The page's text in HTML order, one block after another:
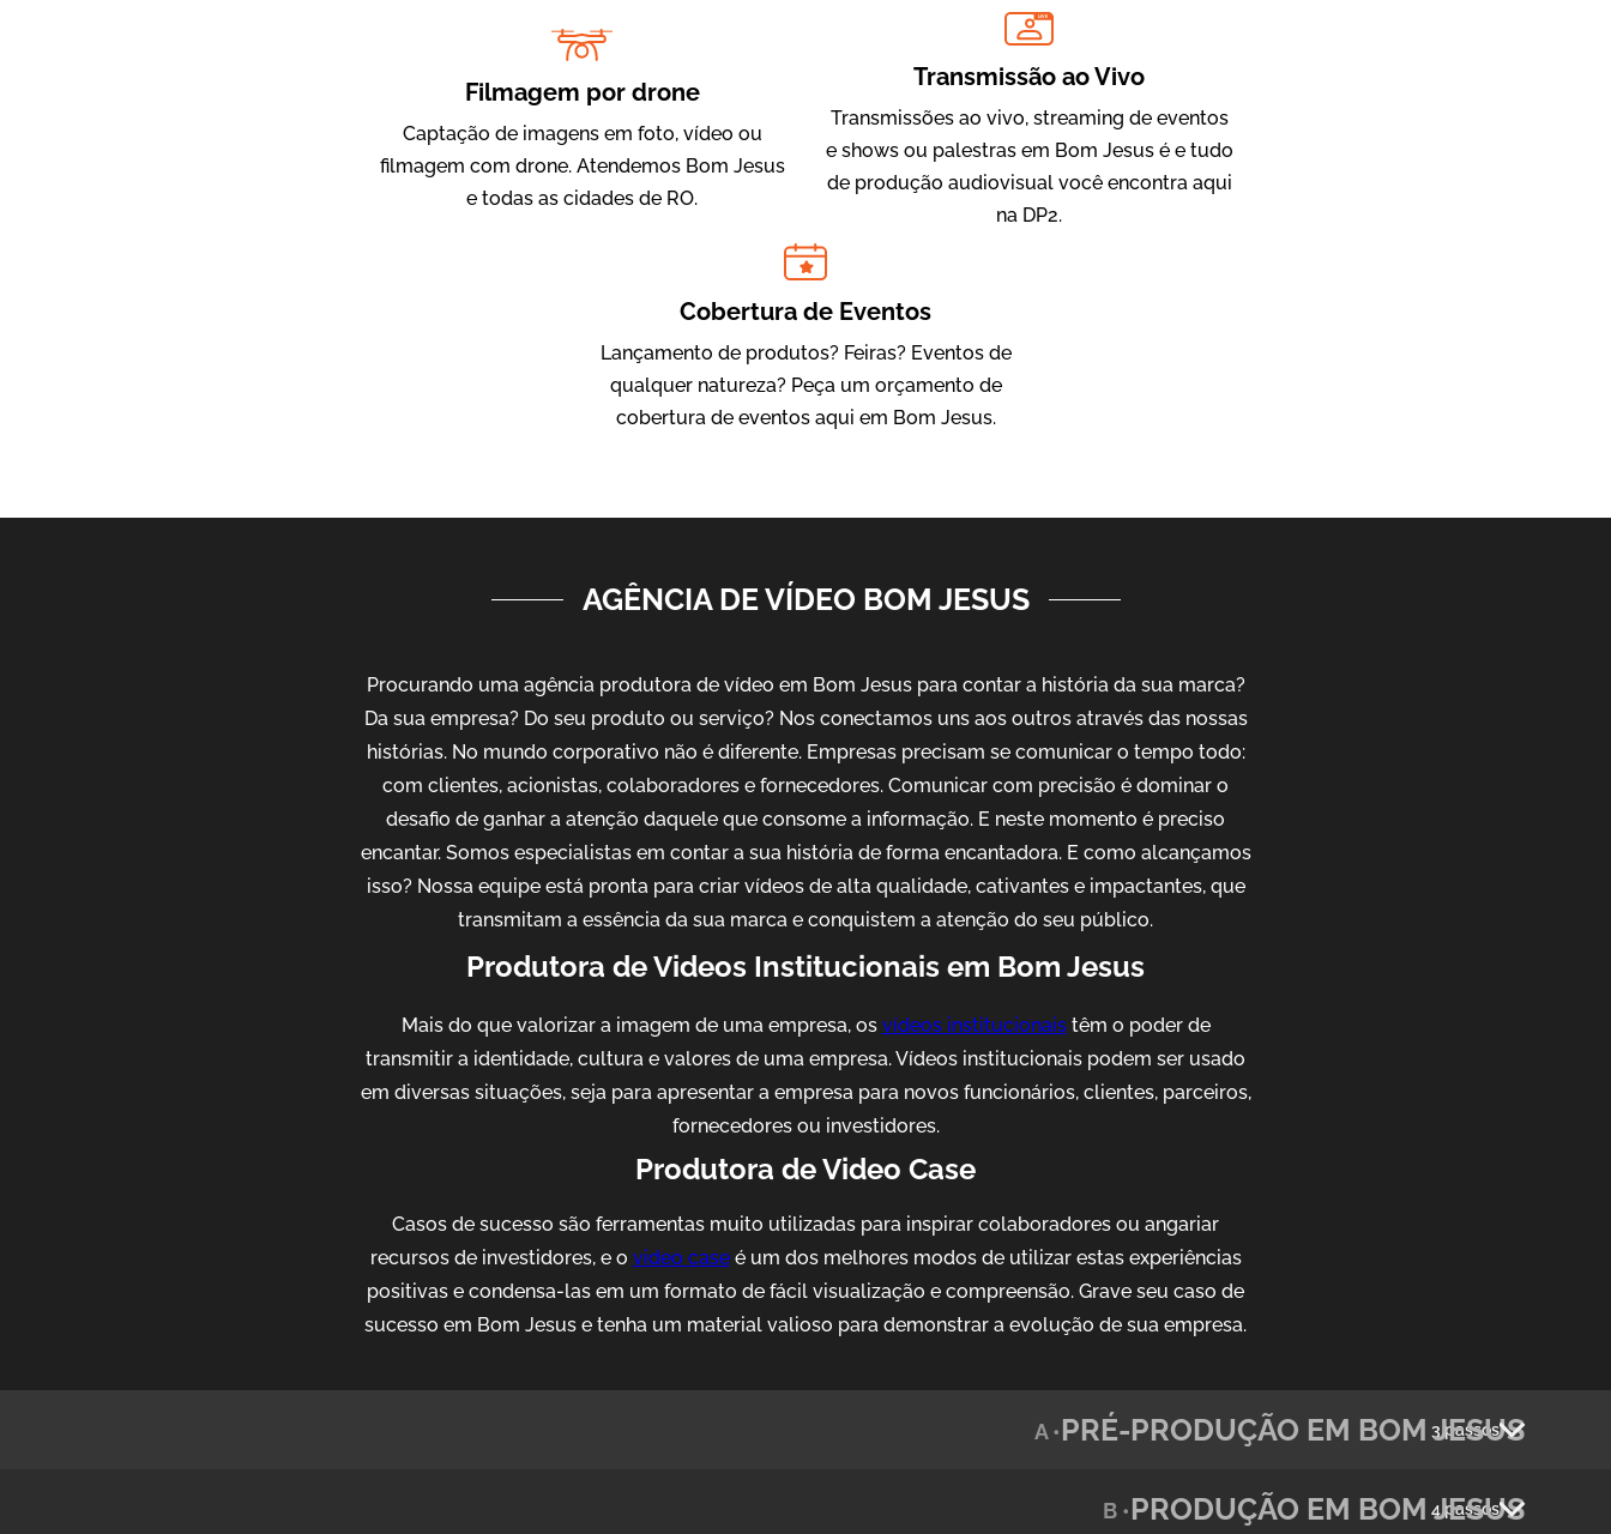
Julândia
Animação 2D
Filmagem por drone
Captação de imagens em foto, vídeo ou
filmagem com drone. Atendemos Bom Jesus
e todas as cidades de RO.
LIVE
Transmissão ao Vivo
Transmissões ao vivo, streaming de eventos
e shows ou palestras em Bom Jesus é e tudo
de produção audiovisual você encontra aqui
na DP2.
Cobertura de Eventos
Lançamento de produtos? Feiras? Eventos de
qualquer natureza? Peça um orçamento de
cobertura de eventos aqui em Bom Jesus.
AGÊNCIA DE VÍDEO BOM JESUS
Procurando uma agência produtora de vídeo em Bom Jesus para contar a história da sua marca?
Da sua empresa? Do seu produto ou serviço? Nos conectamos uns aos outros através das nossas
histórias. No mundo corporativo não é diferente. Empresas precisam se comunicar o tempo todo:
com clientes, acionistas, colaboradores e fornecedores. Comunicar com precisão é dominar o
desafio de ganhar a atenção daquele que consome a informação. E neste momento é preciso
encantar. Somos especialistas em contar a sua história de forma encantadora. E como alcançamos
isso? Nossa equipe está pronta para criar vídeos de alta qualidade, cativantes e impactantes, que
transmitam a essência da sua marca e conquistem a atenção do seu público.
Produtora de Videos Institucionais em Bom Jesus
Mais do que valorizar a imagem de uma empresa, os vídeos institucionaistêm o poder de
transmitir a identidade, cultura e valores de uma empresa. Vídeos institucionais podem ser usado
em diversas situações, seja para apresentar a empresa para novos funcionários, clientes, parceiros,
fornecedores ou investidores.
Produtora de Video Case
Casos de sucesso são ferramentas muito utilizadas para inspirar colaboradores ou angariar
recursos de investidores, e o video caseé um dos melhores modos de utilizar estas experiências
positivas e condensa-las em um formato de fácil visualização e compreensão. Grave seu caso de
sucesso em Bom Jesus e tenha um material valioso para demonstrar a evolução de sua empresa.
A •PRÉ-PRODUÇÃO EM BOM JESUS
3 passos
B •PRODUÇÃO EM BOM JESUS
4 passos